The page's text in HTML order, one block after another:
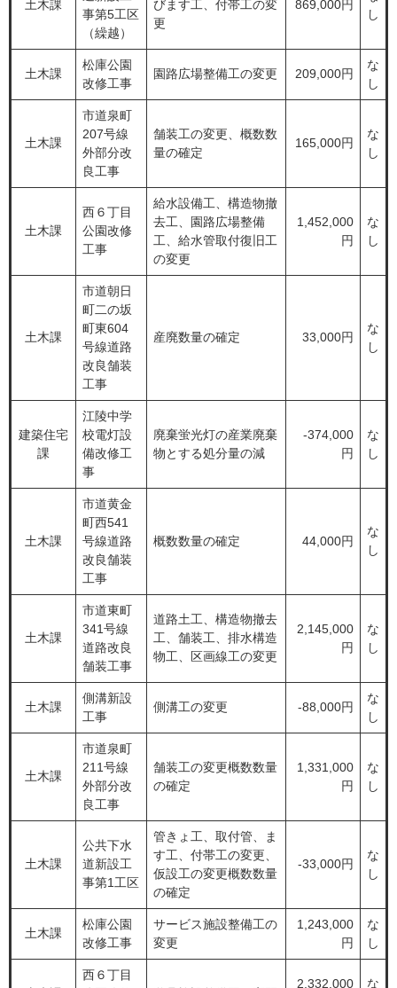
土木課
事第5工区
（繰越）
びます工、付帯工の変
更
869,000円
し
土木課
松庫公園
改修工事
園路広場整備工の変更 209,000円
な
し
土木課
市道泉町
207号線
外部分改
良工事
舗装工の変更、概数数
量の確定
165,000円
な
し
土木課
西６丁目
公園改修
工事
給水設備工、構造物撤
去工、園路広場整備
工、給水管取付復旧工
の変更
1,452,000
円
な
し
土木課
市道朝日
町二の坂
町東604
号線道路
改良舗装
工事
産廃数量の確定 33,000円
な
し
建築住宅
課
江陵中学
校電灯設
備改修工
事
廃棄蛍光灯の産業廃棄
物とする処分量の減
-374,000
円
な
し
土木課
市道黄金
町西541
号線道路
改良舗装
工事
概数数量の確定 44,000円
な
し
土木課
市道東町
341号線
道路改良
舗装工事
道路土工、構造物撤去
工、舗装工、排水構造
物工、区画線工の変更
2,145,000
円
な
し
土木課
側溝新設
工事
側溝工の変更 -88,000円
な
し
土木課
市道泉町
211号線
外部分改
良工事
舗装工の変更概数数量
の確定
1,331,000
円
な
し
土木課
公共下水
道新設工
事第1工区
管きょ工、取付管、ま
す工、付帯工の変更、
仮設工の変更概数数量
の確定
-33,000円
な
し
土木課
松庫公園
改修工事
サービス施設整備工の
変更
1,243,000
円
な
し
西６丁目
2,332,000
な